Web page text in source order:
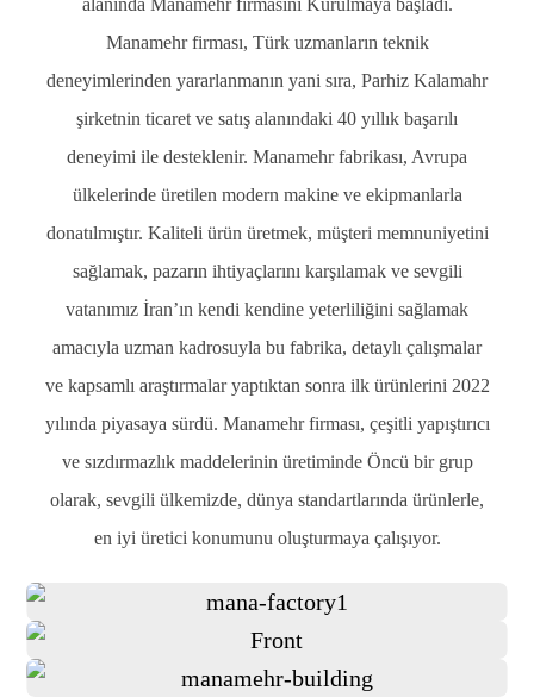
alanında Manamehr firmasını Kurulmaya başladı.
Manamehr firması, Türk uzmanların teknik
deneyimlerinden yararlanmanın yani sıra, Parhiz Kalamahr
şirketnin ticaret ve satış alanındaki 40 yıllık başarılı
deneyimi ile desteklenir. Manamehr fabrikası, Avrupa
ülkelerinde üretilen modern makine ve ekipmanlarla
donatılmıştır. Kaliteli ürün üretmek, müşteri memnuniyetini
sağlamak, pazarın ihtiyaçlarını karşılamak ve sevgili
vatanımız İran’ın kendi kendine yeterliliğini sağlamak
amacıyla uzman kadrosuyla bu fabrika, detaylı çalışmalar
ve kapsamlı araştırmalar yaptıktan sonra ilk ürünlerini 2022
yılında piyasaya sürdü. Manamehr firması, çeşitli yapıştırıcı
ve sızdırmazlık maddelerinin üretiminde Öncü bir grup
olarak, sevgili ülkemizde, dünya standartlarında ürünlerle,
en iyi üretici konumunu oluşturmaya çalışıyor.